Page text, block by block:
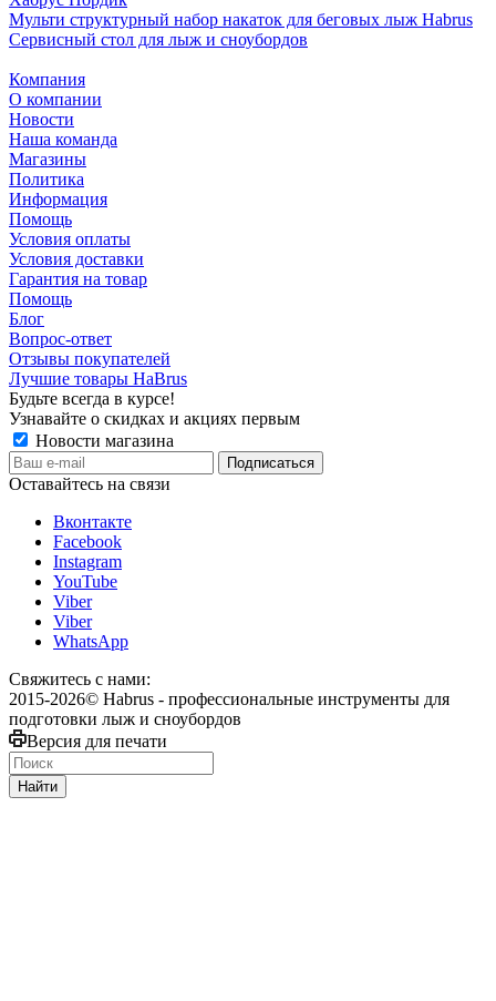
Мульти структурный набор накаток для беговых лыж Habrus
Сервисный стол для лыж и сноубордов
Компания
О компании
Новости
Наша команда
Магазины
Политика
Информация
Помощь
Условия оплаты
Условия доставки
Гарантия на товар
Помощь
Блог
Вопрос-ответ
Отзывы покупателей
Лучшие товары HaBrus
Будьте всегда в курсе!
Узнавайте о скидках и акциях первым
Новости магазина
Оставайтесь на связи
Вконтакте
Facebook
Instagram
YouTube
Viber
Viber
WhatsApp
Свяжитесь с нами:
2015-2026© Habrus - профессиональные инструменты для
подготовки лыж и сноубордов
Версия для печати
Найти